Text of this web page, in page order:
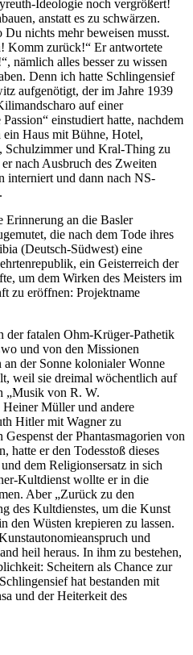
Ideologie noch vergrößert!
anstatt es zu schwärzen.
nichts mehr beweisen musst.
Komm zurück!“ Er antwortete
nämlich alles besser zu wissen
Denn ich hatte Schlingensief
aufgenötigt, der im Jahre 1939
auf einer
einstudiert hatte, nachdem
Haus mit Bühne, Hotel,
Schulzimmer und Kral-Thing zu
nach Ausbruch des Zweiten
interniert und dann nach NS-
Erinnerung an die Basler
die nach dem Tode ihres
(Deutsch-Südwest) eine
ein Geisterreich der
um dem Wirken des Meisters im
zu eröffnen: Projektname
der fatalen Ohm-Krüger-Pathetik
und von den Missionen
der Sonne kolonialer Wonne
weil sie dreimal wöchentlich auf
„Musik von R. W.
Müller und andere
Hitler mit Wagner zu
der Phantasmagorien von
hatte er den Todesstoß dieses
dem Religionsersatz in sich
Kultdienst wollte er in die
Aber „Zurück zu den
des Kultdienstes, um die Kunst
den Wüsten krepieren zu lassen.
und
heil heraus. In ihm zu bestehen,
Scheitern als Chance zur
hat bestanden mit
und der Heiterkeit des